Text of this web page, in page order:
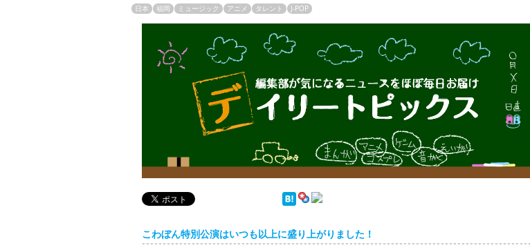
日本 福岡 ミュージック アニメ タレント J-POP
デイリートピックス
こわぼん特別公演はいつも以上に盛り上がりました！